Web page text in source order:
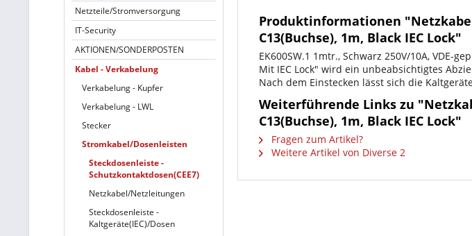
Netzteile/Stromversorgung
IT-Security
AKTIONEN/SONDERPOSTEN
Kabel - Verkabelung
Verkabelung - Kupfer
Verkabelung - LWL
Stecker
Stromkabel/Dosenleisten
Steckdosenleiste -
Schutzkontaktdosen(CEE7)
Netzkabel/Netzleitungen
Steckdosenleiste -
Kaltgeräte(IEC)/Dosen
Produktinformationen "Netzkabel
C13(Buchse), 1m, Black IEC Lock"
EK600SW.1 1mtr., Schwarz 250V/10A, VDE-
Mit IEC Lock" wird ein unbeabsichtigtes
Nach dem Einstecken lässt sich die
Weiterführende Links zu
C13(Buchse), 1m, Black IEC Lock"
Fragen zum Artikel?
Weitere Artikel von Diverse 2